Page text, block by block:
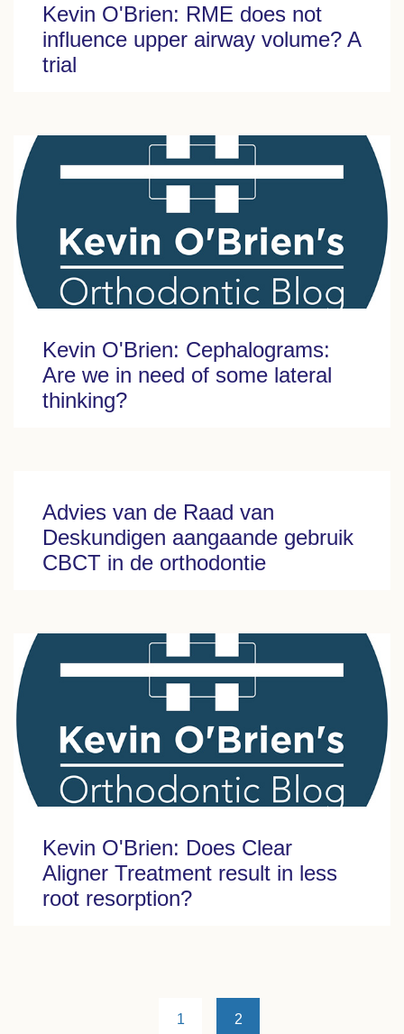
Kevin O'Brien: RME does not
influence upper airway volume? A
trial
Kevin O'Brien: Cephalograms:
Are we in need of some lateral
thinking?
Advies van de Raad van
Deskundigen aangaande gebruik
CBCT in de orthodontie
Kevin O'Brien: Does Clear
Aligner Treatment result in less
root resorption?
1 2